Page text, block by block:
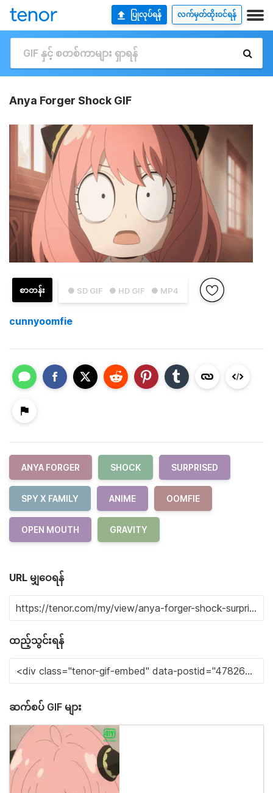
ပြုလုပ်ရန် လက်မှတ်ထိုးဝင်ရန်
Anya Forger Shock GIF
● SD GIF ● HD GIF ● MP4
စာတန်း
cunnyoomfie
ANYA FORGER SHOCK SURPRISED
SPY X FAMILY ANIME OOMFIE
OPEN MOUTH GRAVITY
URL မျှဝေရန်
ထည့်သွင်းရန်
ဆက်စပ် GIF များ